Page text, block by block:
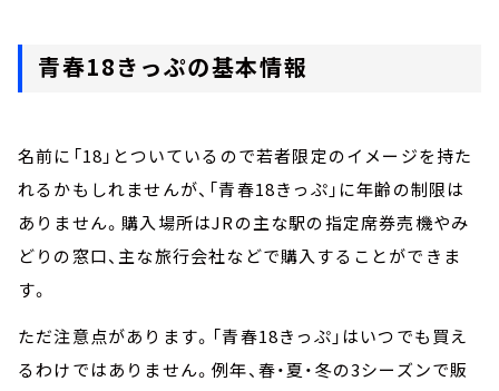
青春18きっぷの基本情報
名前に「18」とついているので若者限定のイメージを持た
れるかもしれませんが、「青春18きっぷ」に年齢の制限は
ありません。購入場所はJRの主な駅の指定席券売機やみ
どりの窓口、主な旅行会社などで購入することができま
す。
ただ注意点があります。「青春18きっぷ」はいつでも買え
るわけではありません。例年、春・夏・冬の3シーズンで販